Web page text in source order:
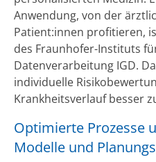
Anwendung, von der
Patient:innen profitieren,
des Fraunhofer-Instituts
Datenverarbeitung IGD.
individuelle
Krankheitsverlauf besser
Optimierte Prozesse
Modelle und